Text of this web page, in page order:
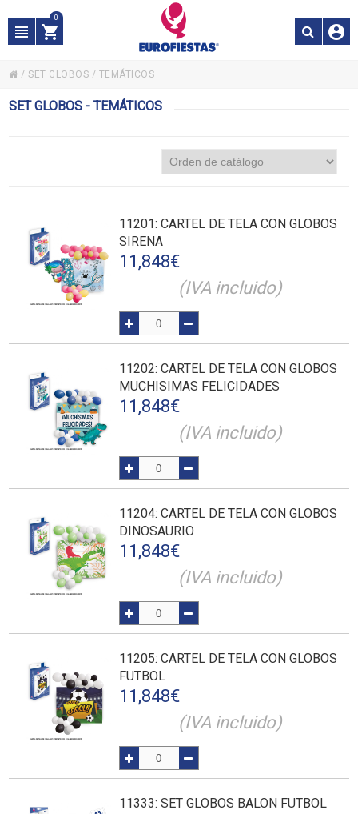
0
/SET GLOBOS / TEMÁTICOS
SET GLOBOS - TEMÁTICOS
11201: CARTEL DE TELA CON GLOBOS
SIRENA
11,848€
(IVA incluido)
11202: CARTEL DE TELA CON GLOBOS
MUCHISIMAS FELICIDADES
11,848€
(IVA incluido)
11204: CARTEL DE TELA CON GLOBOS
DINOSAURIO
11,848€
(IVA incluido)
11205: CARTEL DE TELA CON GLOBOS
FUTBOL
11,848€
(IVA incluido)
11333: SET GLOBOS BALON FUTBOL